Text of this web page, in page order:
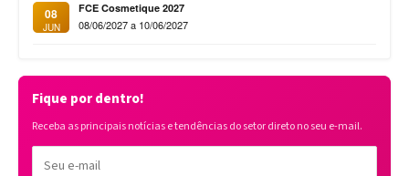
08
JUN
FCE Cosmetique 2027
08/06/2027 a 10/06/2027
Fique por dentro!
Receba as principais notícias e tendências do setor direto no seu e-mail.